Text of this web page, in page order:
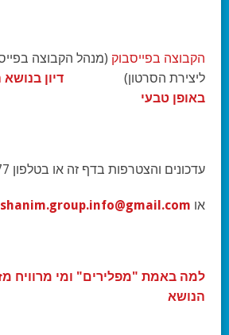
הקבוצה בפייסבוק (מנהל הקבוצה
ליצירת הסרטון) דיון
באופן טבעי
עדכונים והצטרפות בדף זה או בטלפון 052-4558877
או
למה באמת "מפלירים" ומי מרוויח
הנושא